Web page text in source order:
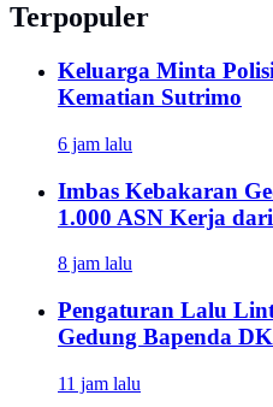
Terpopuler
Keluarga Minta
Kematian Sutrimo
6 jam lalu
Imbas Kebakaran
1.000 ASN Kerja
8 jam lalu
Pengaturan Lalu
Gedung Bapenda
11 jam lalu